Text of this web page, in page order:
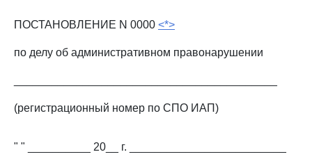
ПОСТАНОВЛЕНИЕ N 0000 <*>
по делу об административном правонарушении
(регистрационный номер по СПО ИАП)
" " __________ 20__ г. _________________________